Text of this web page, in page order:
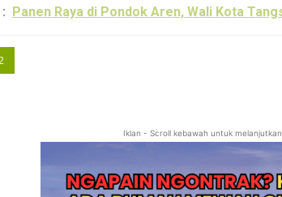
Panen Raya di Pondok Aren, Wali Kota
Iklan - Scroll kebawah untuk melanjutkan